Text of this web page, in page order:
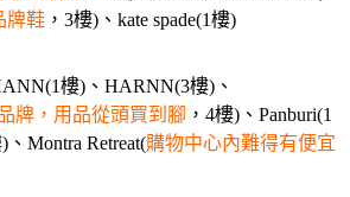
牌鞋 ，3樓)、kate spade(1樓)
樓)、HARNN(3樓)、
牌，用品從頭買到腳 ，4樓)、Panburi(1
Montra Retreat(購物中心內難得有便宜